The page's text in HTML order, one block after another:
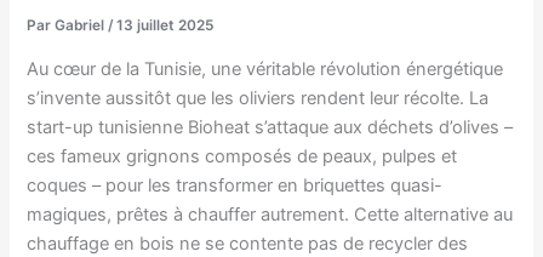
ParGabriel/13 juillet 2025
Au cœur de la Tunisie, une véritable révolution énergétique
s’invente aussitôt que les oliviers rendent leur récolte. La
start-up tunisienne Bioheat s’attaque aux déchets d’olives –
ces fameux grignons composés de peaux, pulpes et
coques – pour les transformer en briquettes quasi-
magiques, prêtes à chauffer autrement. Cette alternative au
chauffage en bois ne se contente pas de recycler des